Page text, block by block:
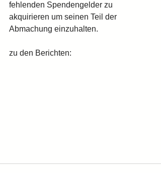
fehlenden Spendengelder zu
akquirieren um seinen Teil der
Abmachung einzuhalten.
zu den Berichten: